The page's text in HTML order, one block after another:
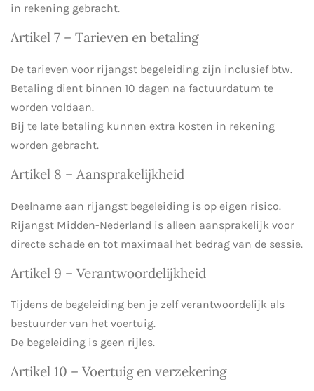
in rekening gebracht.
Artikel 7 – Tarieven en betaling
De tarieven voor rijangst begeleiding zijn inclusief btw.
Betaling dient binnen 10 dagen na factuurdatum te
worden voldaan.
Bij te late betaling kunnen extra kosten in rekening
worden gebracht.
Artikel 8 – Aansprakelijkheid
Deelname aan rijangst begeleiding is op eigen risico.
Rijangst Midden-Nederland is alleen aansprakelijk voor
directe schade en tot maximaal het bedrag van de sessie.
Artikel 9 – Verantwoordelijkheid
Tijdens de begeleiding ben je zelf verantwoordelijk als
bestuurder van het voertuig.
De begeleiding is geen rijles.
Artikel 10 – Voertuig en verzekering